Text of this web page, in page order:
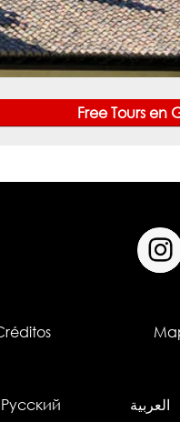
Free Tours en
Русский العربية